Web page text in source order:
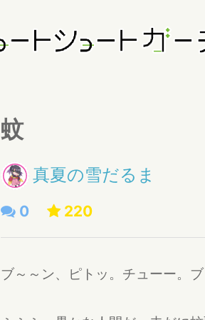
蚊
真夏の雪だるま
0 220
ブ～～ン、ピトッ。チューー。